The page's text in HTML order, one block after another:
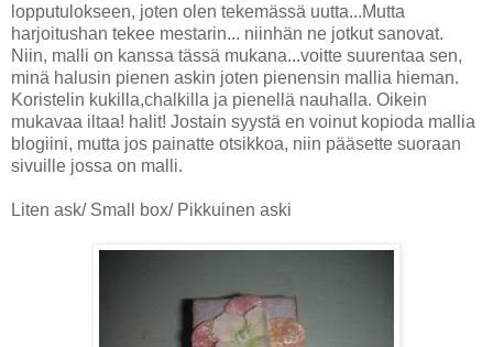
lopputulokseen, joten olen tekemässä uutta...Mutta
harjoitushan tekee mestarin... niinhän ne jotkut sanovat.
Niin, malli on kanssa tässä mukana...voitte suurentaa sen,
minä halusin pienen askin joten pienensin mallia hieman.
Koristelin kukilla,chalkilla ja pienellä nauhalla. Oikein
mukavaa iltaa! halit! Jostain syystä en voinut kopioda mallia
blogiini, mutta jos painatte otsikkoa, niin pääsette suoraan
sivuille jossa on malli.
Liten ask/ Small box/ Pikkuinen aski